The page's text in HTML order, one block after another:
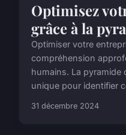
Optimisez
grâce à la
Optimiser votre
compréhension
humains. La pyramide
unique pour identifier
31 décembre 2024